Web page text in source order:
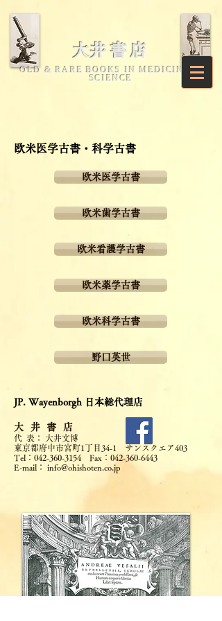
​大井書店
OLD & RARE BOOKS IN MEDICINE &
SCIENCE
欧米医学古書・科学古書
欧米医学古書
欧米歯学古書
欧米看護学古書
欧米薬学古書
欧米科学古書
野口英世
JP. Wayenborgh 日本総代理店
大 井 書 店
代 表： 大井文博
東京都府中市宮町1丁目34-1 サンスクエア403
Tel： 042-360-3154 Fax： 042-360-6443
E-mail：
info@ohishoten.co.jp